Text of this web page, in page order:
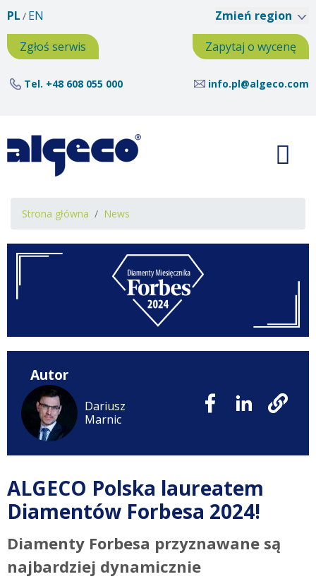
PL EN
Zgłoś serwis
Zapytaj o wycenę
Tel. +48 608 055 000 info.pl@algeco.com
Zmień region
Ścieżka
nawigacyjna
Strona główna News
Autor
Dariusz
Marnic
ALGECO Polska laureatem
Diamentów Forbesa 2024!
Diamenty Forbesa przyznawane są
najbardziej dynamicznie